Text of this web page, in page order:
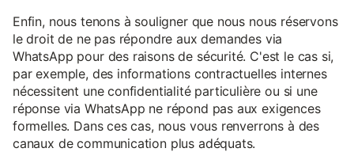
Enfin, nous tenons à souligner que nous nous réservons
le droit de ne pas répondre aux demandes via
WhatsApp pour des raisons de sécurité. C'est le cas si,
par exemple, des informations contractuelles internes
nécessitent une confidentialité particulière ou si une
réponse via WhatsApp ne répond pas aux exigences
formelles. Dans ces cas, nous vous renverrons à des
canaux de communication plus adéquats.